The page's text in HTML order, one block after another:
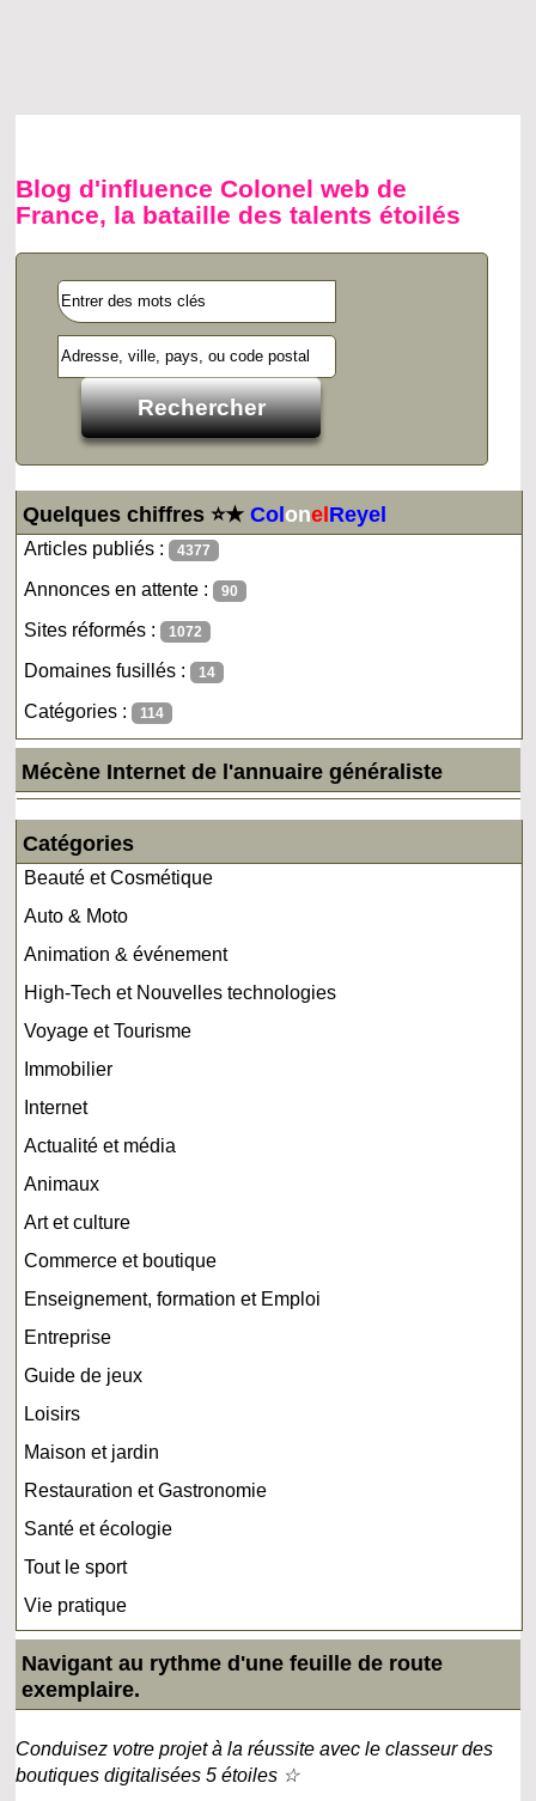
Blog d'influence Colonel web de
France, la bataille des talents étoilés
Quelques chiffres ⭐★ColonelReyel
Articles publiés : 4377
Annonces en attente : 90
Sites réformés : 1072
Domaines fusillés : 14
Catégories : 114
Mécène Internet de l'annuaire généraliste
Catégories
Beauté et Cosmétique
Auto & Moto
Animation & événement
High-Tech et Nouvelles technologies
Voyage et Tourisme
Immobilier
Internet
Actualité et média
Animaux
Art et culture
Commerce et boutique
Enseignement, formation et Emploi
Entreprise
Guide de jeux
Loisirs
Maison et jardin
Restauration et Gastronomie
Santé et écologie
Tout le sport
Vie pratique
Navigant au rythme d'une feuille de route
exemplaire.
Conduisez votre projet à la réussite avec le classeur des
boutiques digitalisées 5 étoiles ☆